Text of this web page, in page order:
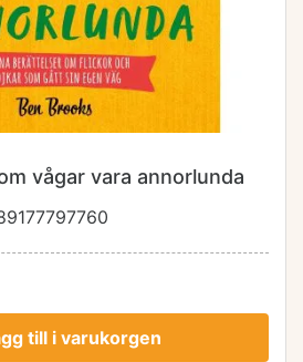
vågar vara annorlunda
till i varukorgen